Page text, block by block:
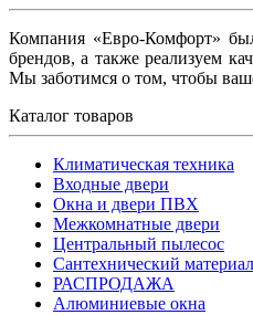
Компания «Евро-Комфорт»
брендов, а также реализуем
Мы заботимся о том, чтобы
Каталог товаров
Климатическая техника
Входные двери
Окна и двери ПВХ
Межкомнатные двери
Центральный пылесос
Сантехнический материал
РАСПРОДАЖА
Алюминиевые окна